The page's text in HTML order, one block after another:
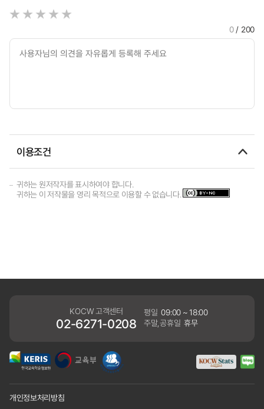
0/ 200
이용조건
귀하는 원저작자를 표시하여야 합니다.
귀하는 이 저작물을 영리 목적으로 이용할 수 없습니다.
KOCW 고객센터
02-6271-0208
평일 09:00 ~ 18:00
주말,공휴일 휴무
개인정보처리방침